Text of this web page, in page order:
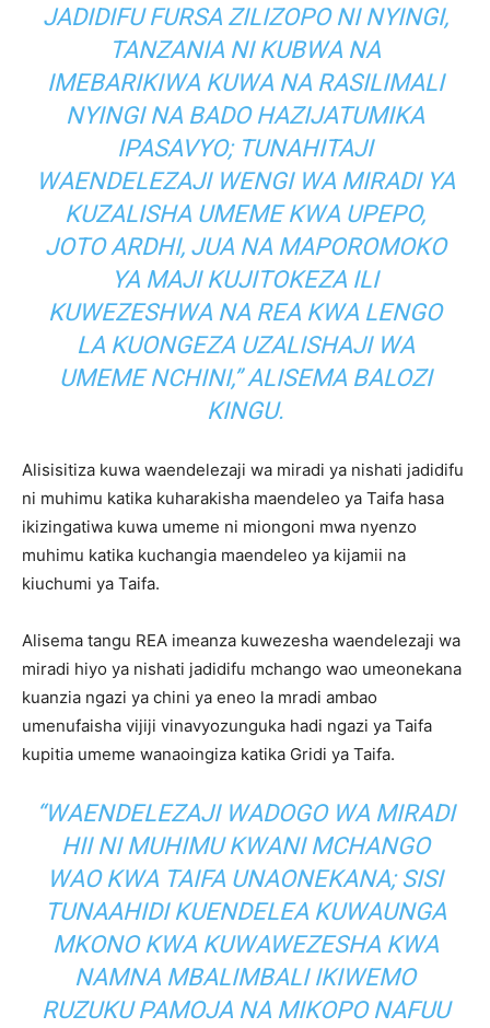
JADIDIFU FURSA ZILIZOPO NI NYINGI,
TANZANIA NI KUBWA NA
IMEBARIKIWA KUWA NA RASILIMALI
NYINGI NA BADO HAZIJATUMIKA
IPASAVYO; TUNAHITAJI
WAENDELEZAJI WENGI WA MIRADI YA
KUZALISHA UMEME KWA UPEPO,
JOTO ARDHI, JUA NA MAPOROMOKO
YA MAJI KUJITOKEZA ILI
KUWEZESHWA NA REA KWA LENGO
LA KUONGEZA UZALISHAJI WA
UMEME NCHINI,” ALISEMA BALOZI
KINGU.
Alisisitiza kuwa waendelezaji wa miradi ya nishati jadidifu
ni muhimu katika kuharakisha maendeleo ya Taifa hasa
ikizingatiwa kuwa umeme ni miongoni mwa nyenzo
muhimu katika kuchangia maendeleo ya kijamii na
kiuchumi ya Taifa.
Alisema tangu REA imeanza kuwezesha waendelezaji wa
miradi hiyo ya nishati jadidifu mchango wao umeonekana
kuanzia ngazi ya chini ya eneo la mradi ambao
umenufaisha vijiji vinavyozunguka hadi ngazi ya Taifa
kupitia umeme wanaoingiza katika Gridi ya Taifa.
“WAENDELEZAJI WADOGO WA MIRADI
HII NI MUHIMU KWANI MCHANGO
WAO KWA TAIFA UNAONEKANA; SISI
TUNAAHIDI KUENDELEA KUWAUNGA
MKONO KWA KUWAWEZESHA KWA
NAMNA MBALIMBALI IKIWEMO
RUZUKU PAMOJA NA MIKOPO NAFUU